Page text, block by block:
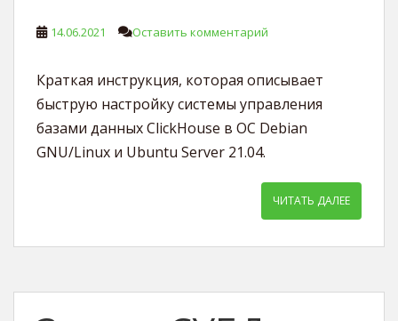
14.06.2021 Оставить комментарий
Краткая инструкция, которая описывает
быструю настройку системы управления
базами данных ClickHouse в ОС Debian
GNU/Linux и Ubuntu Server 21.04.
ЧИТАТЬ ДАЛЕЕ